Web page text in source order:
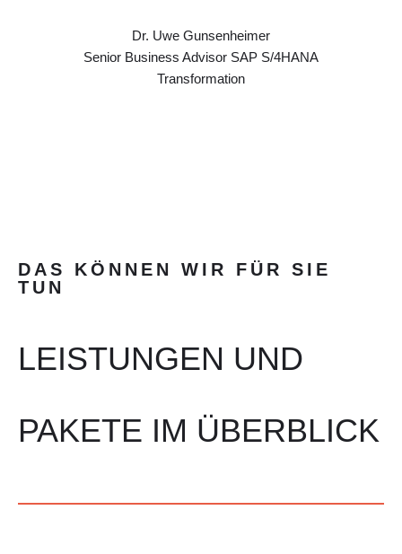
Dr. Uwe Gunsenheimer
Senior Business Advisor SAP S/4HANA
Transformation
DAS KÖNNEN WIR FÜR SIE
TUN
LEISTUNGEN UND
PAKETE IM ÜBERBLICK